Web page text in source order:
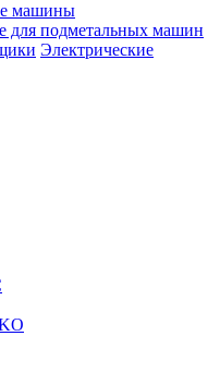
машины
для подметальных машин
Электрические